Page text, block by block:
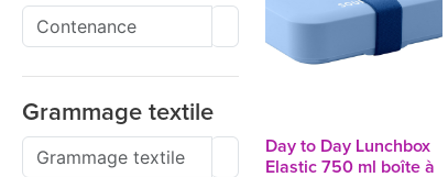
Grammage textile
Day to Day Lunchbox
Elastic 750 ml boîte à